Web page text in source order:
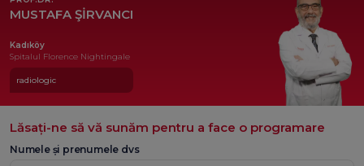
MUSTAFA ŞİRVANCI
Kadıköy
Spitalul Florence Nightingale
radiologic
Lăsați-ne să vă sunăm pentru a face o programare
Numele și prenumele dvs